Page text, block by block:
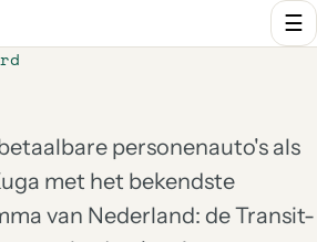
☰
personenauto's als
met het bekendste
van Nederland: de Transit-